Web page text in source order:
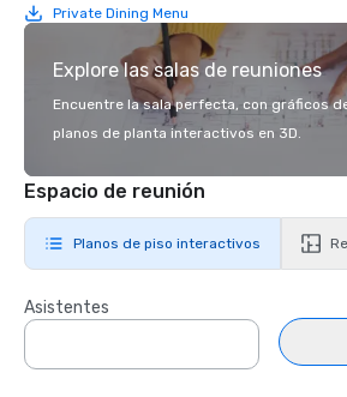
Private Dining Menu
Explore las salas de reuniones
Encuentre la sala perfecta, con gráficos
planos de planta interactivos en 3D.
Espacio de reunión
Planos de piso interactivos
Asistentes